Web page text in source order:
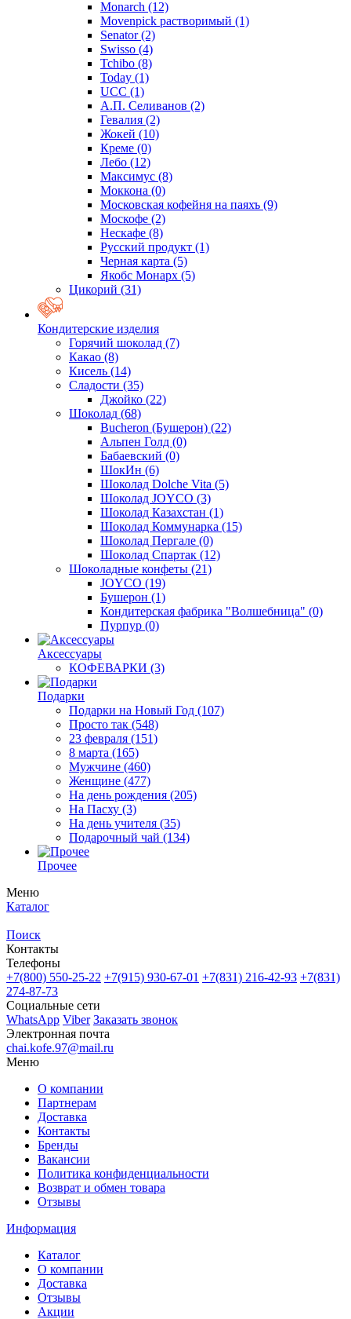
Monarch (12)
Movenpick растворимый (1)
Senator(2)
Swisso (4)
Tchibo (8)
Today (1)
UCC (1)
А.П. Селиванов (2)
Гевалия (2)
Жокей (10)
Креме (0)
Лебо (12)
Максимус (8)
Моккона (0)
Московская кофейня на паяхъ (9)
Москофе (2)
Нескафе (8)
Русский продукт (1)
Черная карта (5)
Якобс Монарх (5)
Цикорий (31)
Кондитерские изделия
Горячий шоколад (7)
Какао (8)
Кисель (14)
Сладости (35)
Джойко (22)
Шоколад (68)
Bucheron (Бушерон) (22)
Альпен Голд (0)
Бабаевский (0)
ШокИн (6)
Шоколад Dolche Vita (5)
Шоколад JOYCO (3)
Шоколад Казахстан (1)
Шоколад Коммунарка (15)
Шоколад Пергале (0)
Шоколад Спартак (12)
Шоколадные конфеты (21)
JOYCO (19)
Бушерон (1)
Кондитерская фабрика "Волшебница" (0)
Пурпур (0)
Аксессуары
КОФЕВАРКИ (3)
Подарки
Подарки на Новый Год (107)
Просто так (548)
23 февраля (151)
8 марта (165)
Мужчине (460)
Женщине (477)
На день рождения (205)
На Пасху (3)
На день учителя (35)
Подарочный чай (134)
Прочее
Меню
Каталог
Поиск
Контакты
Телефоны
+7(800) 550-25-22 +7(915) 930-67-01 +7(831) 216-42-93 +7(831)
274-87-73
Социальные сети
WhatsApp Viber Заказать звонок
Электронная почта
chai.kofe.97@mail.ru
Меню
О компании
Партнерам
Доставка
Контакты
Бренды
Вакансии
Политика конфиденциальности
Возврат и обмен товара
Отзывы
Информация
Каталог
О компании
Доставка
Отзывы
Акции